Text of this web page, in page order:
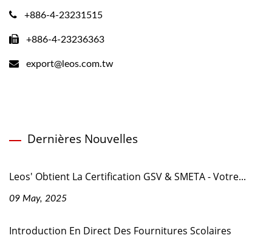
+886-4-23231515
+886-4-23236363
export@leos.com.tw
Dernières Nouvelles
Leos' Obtient La Certification GSV & SMETA - Votre...
09 May, 2025
Introduction En Direct Des Fournitures Scolaires